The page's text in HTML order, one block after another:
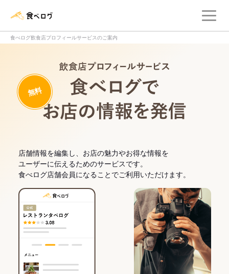
食べログ飲食店プロフィールサービスのご案内
無料
店舗情報を編集し、お店の魅力やお得な情報を
ユーザーに伝えるためのサービスです。
食べログ店舗会員になることでご利用いただけます。